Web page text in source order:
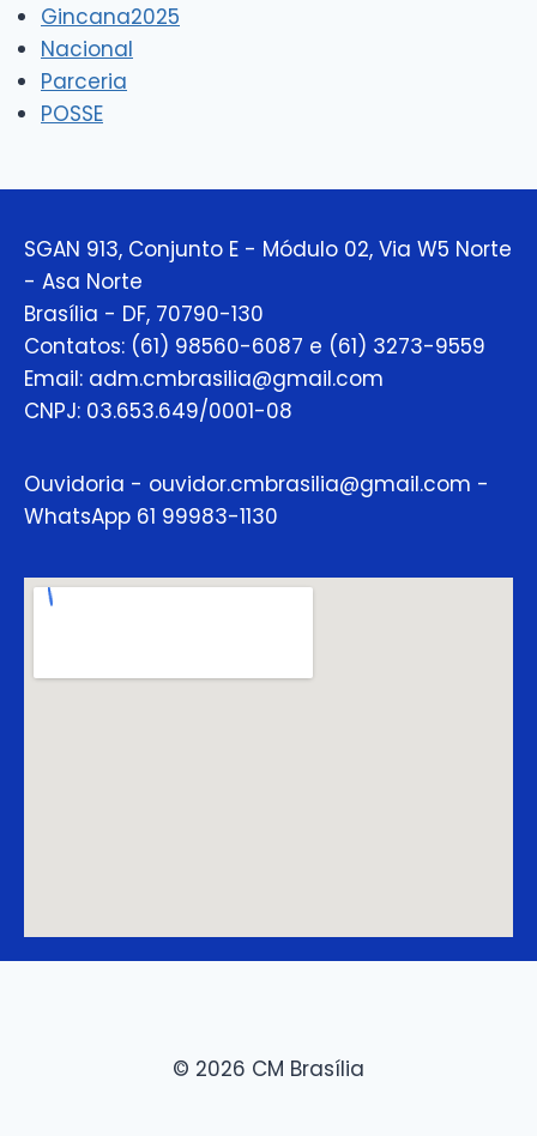
Gincana2025
Nacional
Parceria
POSSE
SGAN 913, Conjunto E - Módulo 02, Via W5 Norte
- Asa Norte
Brasília - DF, 70790-130
Contatos: (61) 98560-6087 e (61) 3273-9559
Email: adm.cmbrasilia@gmail.com
CNPJ: 03.653.649/0001-08
Ouvidoria - ouvidor.cmbrasilia@gmail.com -
WhatsApp 61 99983-1130
© 2026 CM Brasília